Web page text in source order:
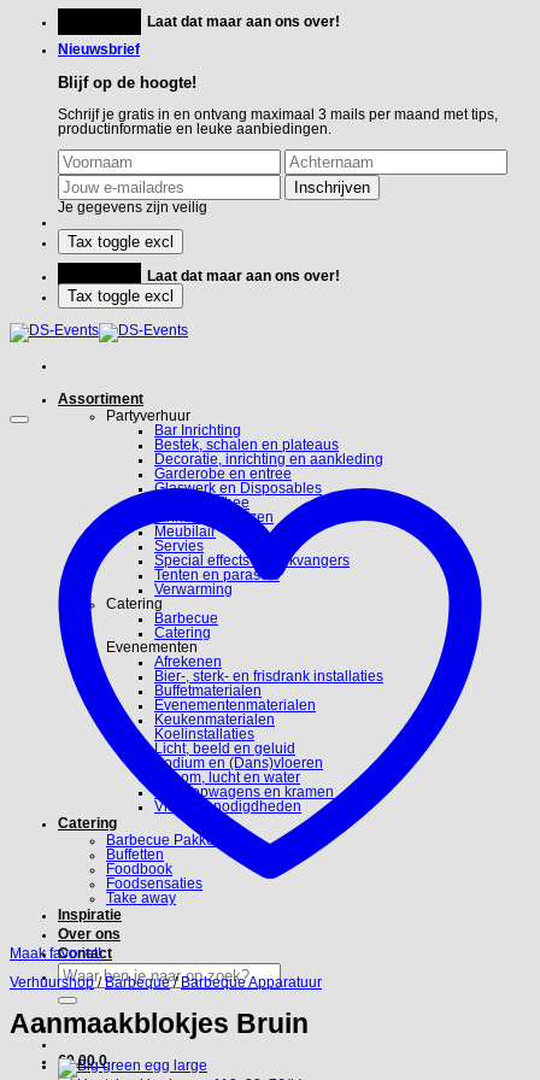
inhoud
Laat dat maar aan ons over!
Nieuwsbrief
Blijf op de hoogte!
Schrijf je gratis in en ontvang maximaal 3 mails per maand met tips,
productinformatie en leuke aanbiedingen.
Je gegevens zijn veilig
Laat dat maar aan ons over!
Assortiment
Partyverhuur
Bar Inrichting
Bestek, schalen en plateaus
Decoratie, inrichting en aankleding
Garderobe en entree
Glaswerk en Disposables
Koffie en Thee
Linnen en hoezen
Meubilair
Servies
Special effects en blikvangers
Tenten en parasols
Verwarming
Catering
Barbecue
Catering
Evenementen
Afrekenen
Bier-, sterk- en frisdrank installaties
Buffetmaterialen
Evenementenmaterialen
Keukenmaterialen
Koelinstallaties
Licht, beeld en geluid
Podium en (Dans)vloeren
Stroom, lucht en water
Verkoopwagens en kramen
Video benodigdheden
Catering
Barbecue Pakketten
Buffetten
Foodbook
Foodsensaties
Take away
Inspiratie
Over ons
Contact
Zoeken
naar:
€0.00 0
Maak favoriet!
Verhuurshop / Barbeque / Barbeque Apparatuur
Aanmaakblokjes Bruin